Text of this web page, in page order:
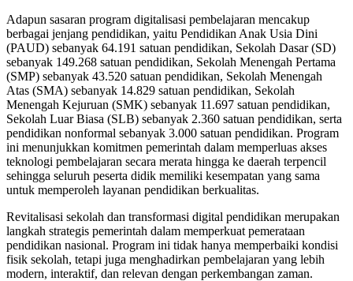
Adapun sasaran program digitalisasi pembelajaran mencakup
berbagai jenjang pendidikan, yaitu Pendidikan Anak Usia Dini
(PAUD) sebanyak 64.191 satuan pendidikan, Sekolah Dasar (SD)
sebanyak 149.268 satuan pendidikan, Sekolah Menengah Pertama
(SMP) sebanyak 43.520 satuan pendidikan, Sekolah Menengah
Atas (SMA) sebanyak 14.829 satuan pendidikan, Sekolah
Menengah Kejuruan (SMK) sebanyak 11.697 satuan pendidikan,
Sekolah Luar Biasa (SLB) sebanyak 2.360 satuan pendidikan, serta
pendidikan nonformal sebanyak 3.000 satuan pendidikan. Program
ini menunjukkan komitmen pemerintah dalam memperluas akses
teknologi pembelajaran secara merata hingga ke daerah terpencil
sehingga seluruh peserta didik memiliki kesempatan yang sama
untuk memperoleh layanan pendidikan berkualitas.
Revitalisasi sekolah dan transformasi digital pendidikan merupakan
langkah strategis pemerintah dalam memperkuat pemerataan
pendidikan nasional. Program ini tidak hanya memperbaiki kondisi
fisik sekolah, tetapi juga menghadirkan pembelajaran yang lebih
modern, interaktif, dan relevan dengan perkembangan zaman.